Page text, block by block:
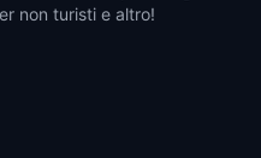
non turisti e altro!